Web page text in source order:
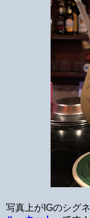
写真上がIGのシグ